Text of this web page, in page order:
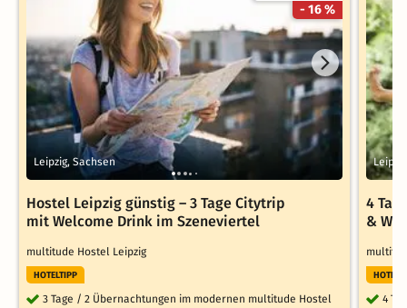
- 16 %
Leipzig, Sachsen
Hostel Leipzig günstig – 3 Tage Citytrip
mit Welcome Drink im Szeneviertel
multitude Hostel Leipzig
HOTELTIPP
3 Tage / 2 Übernachtungen im modernen multitude Hostel
4
&
4